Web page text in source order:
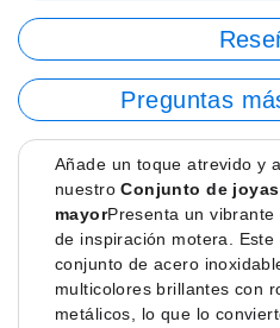
Preguntas
Añade un toque atrevido y
nuestroConjunto de
mayorPresenta un
de inspiración motera.
conjunto de acero
multicolores brillantes con
metálicos, lo que lo